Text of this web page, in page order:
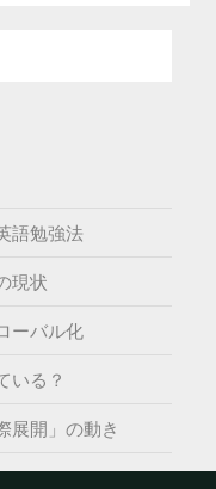
語勉強法
現状
ーバル化
いる？
展開」の動き